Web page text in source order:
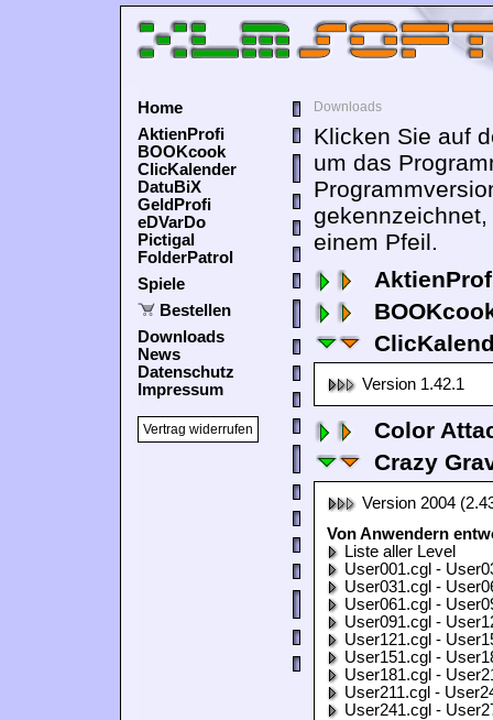
Home
AktienProfi
BOOKcook
ClicKalender
DatuBiX
GeldProfi
eDVarDo
Pictigal
FolderPatrol
Spiele
Bestellen
Downloads
News
Datenschutz
Impressum
Vertrag widerrufen
Downloads
Klicken Sie auf
um das
einem Pfeil.
Version 1.42.1
Color
Crazy
Version 2004
Von Anwendern
Liste aller Level
User001.cgl -
User031.cgl -
User061.cgl -
User091.cgl -
User121.cgl -
User151.cgl -
User181.cgl -
User211.cgl -
User241.cgl -